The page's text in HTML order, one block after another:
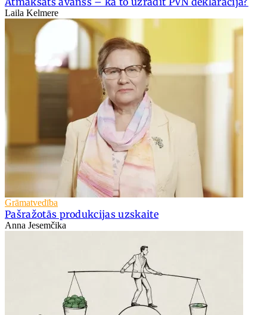
Laila Kelmere
Grāmatvedība
Pašražotās produkcijas uzskaite
Anna Jesemčika